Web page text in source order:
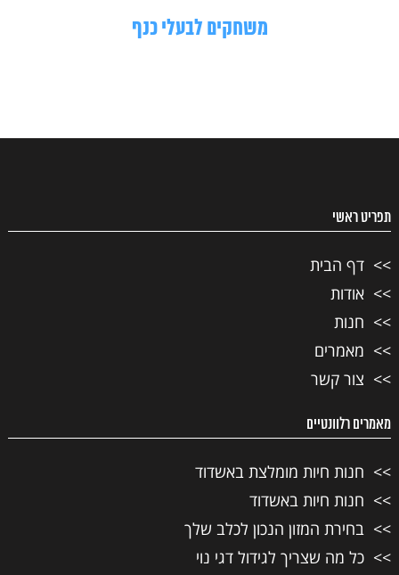
משחקים לבעלי כנף
תפריט ראשי
דף הבית
אודות
חנות
מאמרים
צור קשר
מאמרים רלוונטיים
חנות חיות מומלצת באשדוד
חנות חיות באשדוד
בחירת המזון הנכון לכלב שלך
כל מה שצריך לגידול דגי נוי